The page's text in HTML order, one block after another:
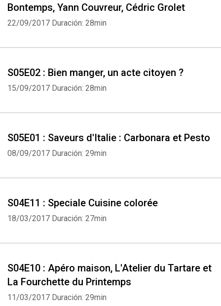
Bontemps, Yann Couvreur, Cédric Grolet
22/09/2017 Duración: 28min
S05E02 : Bien manger, un acte citoyen ?
15/09/2017 Duración: 28min
S05E01 : Saveurs d'Italie : Carbonara et Pesto
08/09/2017 Duración: 29min
S04E11 : Speciale Cuisine colorée
18/03/2017 Duración: 27min
S04E10 : Apéro maison, L'Atelier du Tartare et
La Fourchette du Printemps
11/03/2017 Duración: 29min